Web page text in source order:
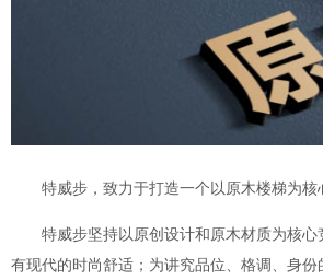
特威步，致力于打造一个以原木楼梯为
特威步坚持以原创设计和原木材质为核
有现代的时尚舒适；为讲究品位、格调、身